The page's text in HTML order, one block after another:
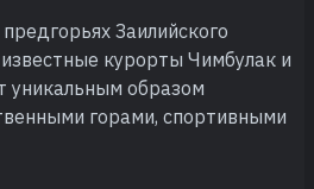
Заилийского
курорты Чимбулак и
уникальным образом
горами, спортивными